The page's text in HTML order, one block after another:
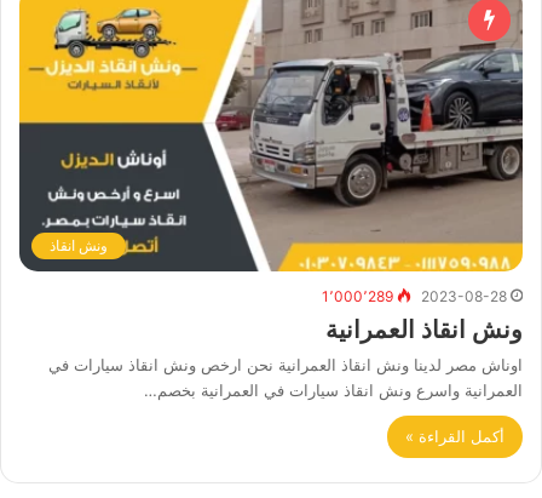
ونش انقاذ
2023-08-28 1٬000٬289
ونش انقاذ العمرانية
اوناش مصر لدينا ونش انقاذ العمرانية نحن ارخص ونش انقاذ سيارات في
العمرانية واسرع ونش انقاذ سيارات في العمرانية بخصم…
أكمل القراءة »